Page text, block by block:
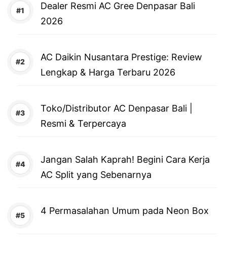
Dealer Resmi AC Gree Denpasar Bali
2026
AC Daikin Nusantara Prestige: Review
Lengkap & Harga Terbaru 2026
Toko/Distributor AC Denpasar Bali |
Resmi & Terpercaya
Jangan Salah Kaprah! Begini Cara Kerja
AC Split yang Sebenarnya
4 Permasalahan Umum pada Neon Box